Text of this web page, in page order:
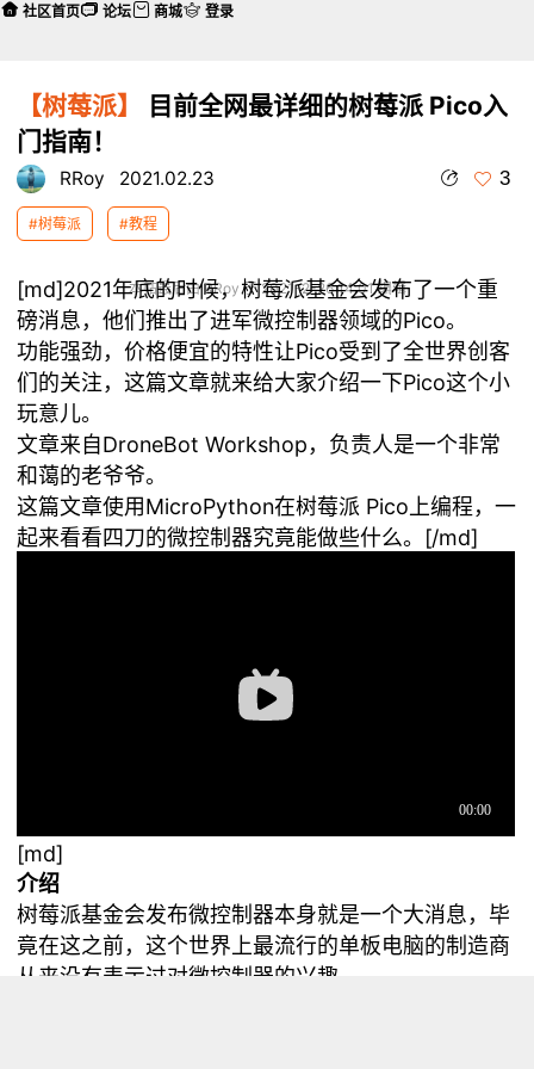
【树莓派】
目前全网最详细的树莓派 Pico入
门指南！
RRoy 2021.02.23 3
#树莓派 #教程
本帖最后由 RRoy 于 2021-2-26 14:01 编辑
[md]2021年底的时候，树莓派基金会发布了一个重
磅消息，他们推出了进军微控制器领域的Pico。
功能强劲，价格便宜的特性让Pico受到了全世界创客
们的关注，这篇文章就来给大家介绍一下Pico这个小
玩意儿。
文章来自DroneBot Workshop，负责人是一个非常
和蔼的老爷爷。
这篇文章使用MicroPython在树莓派 Pico上编程，一
起来看看四刀的微控制器究竟能做些什么。[/md]
[md]
介绍
树莓派基金会发布微控制器本身就是一个大消息，毕
竟在这之前，这个世界上最流行的单板电脑的制造商
从来没有表示过对微控制器的兴趣。
社区首页 论坛 商城 登录